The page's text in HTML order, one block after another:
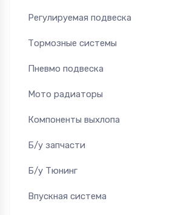
Регулируемая подвеска
Тормозные системы
Пневмо подвеска
Мото радиаторы
Компоненты выхлопа
Б/у запчасти
Б/у Тюнинг
Впускная система